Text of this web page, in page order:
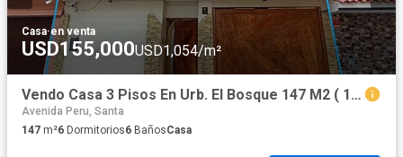
Casa·en venta
USD155,000USD1,054/m²
Vendo Casa 3 Pisos En Urb. El Bosque 147 M2 ( 1 Cochera ) - $ 155,000.00
Avenida Peru, Santa
147 m²6 Dormitorios6 BañosCasa